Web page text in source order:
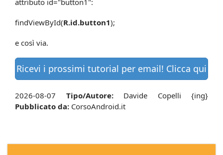
attributo id="button1":
findViewById(R.id.button1);
e così via.
Ricevi i prossimi tutorial per email! Clicca qui
2026-08-07 Tipo/Autore:
Davide Copelli {ing}
Pubblicato da: CorsoAndroid.it